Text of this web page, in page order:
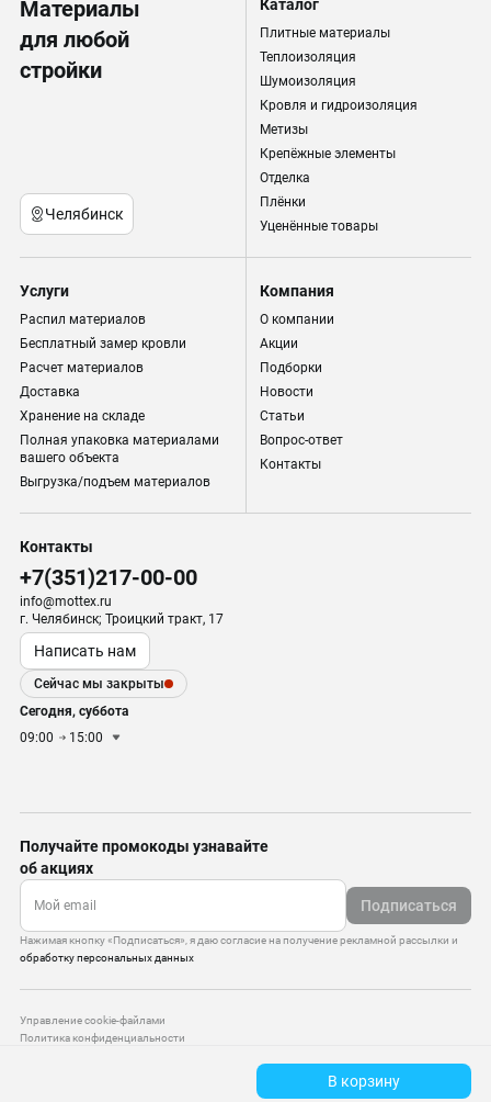
В корзину
Материалы
для любой
стройки
Челябинск
Каталог
Плитные материалы
Теплоизоляция
Шумоизоляция
Кровля и гидроизоляция
Метизы
Крепёжные элементы
Отделка
Плёнки
Уценённые товары
Услуги
Распил материалов
Бесплатный замер кровли
Расчет материалов
Доставка
Хранение на складе
Полная упаковка материалами
вашего объекта
Выгрузка/подъем материалов
Компания
О компании
Акции
Подборки
Новости
Статьи
Вопрос-ответ
Контакты
Контакты
+7(351)217-00-00
info@mottex.ru
г. Челябинск; Троицкий тракт, 17
Написать нам
Сейчас мы закрыты
Сегодня, суббота
09:00
15:00
Получайте промокоды узнавайте
об акциях
Подписаться
Нажимая кнопку «Подписаться», я даю согласие на получение рекламной рассылки и
обработку персональных данных
Управление cookie-файлами
Политика конфиденциальности